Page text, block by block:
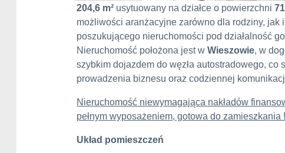
204,6 m² usytuowany na działce o powierzchni
możliwości aranżacyjne zarówno dla rodziny, jak
poszukującego nieruchomości pod działalność
Nieruchomość położona jest w Wieszowie, w
szybkim dojazdem do węzła autostradowego, co
prowadzenia biznesu oraz codziennej
Nieruchomość niewymagająca nakładów
pełnym wyposażeniem, gotowa do zamieszkania !
Układ pomieszczeń